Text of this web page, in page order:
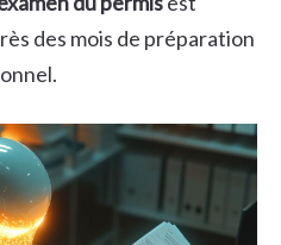
des mois de préparation